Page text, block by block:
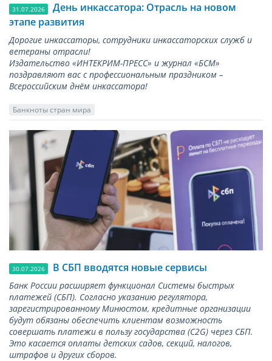
31.07.2026
День инкассатора: Отрасль на новом
этапе развития
Дорогие инкассаторы, сотрудники инкассаторских служб и
ветераны отрасли!
Издательство «ИНТЕКРИМ-ПРЕСС» и журнал «БСМ»
поздравляют вас с профессиональным праздником –
Всероссийским днём инкассатора!
Банкноты стран мира
30.07.2026 В СБП вводятся новые сервисы
Банк России расширяет функционал Системы быстрых
платежей (СБП). Согласно указанию регулятора,
зарегистрированному Минюстом, кредитные организации
будут обязаны обеспечить клиентам возможность
совершать платежи в пользу государства (С2G) через СБП.
Это касается оплаты детских садов, секций, налогов,
штрафов и других сборов.